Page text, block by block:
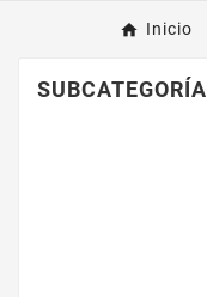
Inicio
SUBCATEGORÍA